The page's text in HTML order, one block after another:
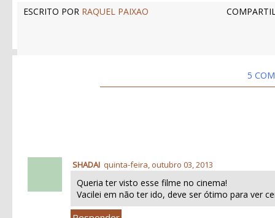
ESCRITO POR RAQUEL PAIXAO
5
SHADAI quinta-feira, outubro 03, 2013
Queria ter visto esse filme no cinema!
Vacilei em não ter ido, deve ser ótimo para ver